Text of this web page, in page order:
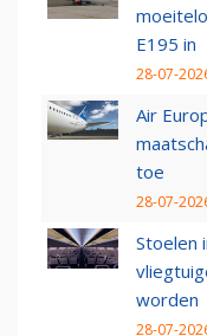
E195 in
28-07-
Air
toe
28-07-
Stoelen
worden
28-07-